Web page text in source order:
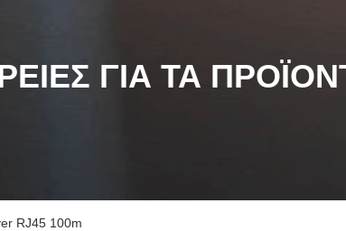
ΓΙΑ ΤΑ
RJ45 100m